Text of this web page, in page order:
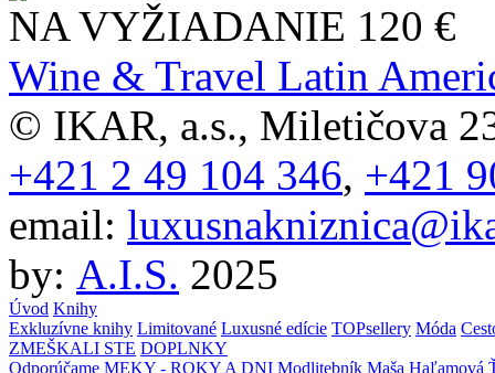
NA VYŽIADANIE 120 €
Wine & Travel Latin
© IKAR, a.s., Miletičova
+421 2 49 104 346, +421
email:
by: A.I.S. 2025
Úvod Knihy
Exkluzívne knihy Limitované Luxusné edície TOPsellery Móda
ZMEŠKALI STE DOPLNKY
Odporúčame MEKY - ROKY A DNI Modlitebník Maša Haľamová